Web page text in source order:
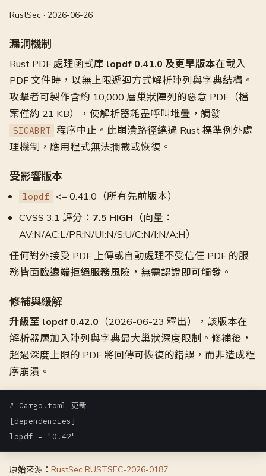
RustSec · 2026-06-26
漏洞機制
Rust PDF 處理函式庫 lopdf 0.41.0 及更早版本在載入
PDF 文件時，以無上限遞迴方式解析陣列與字典結構。
攻擊者可製作含約 10,000 層巢狀陣列的惡意 PDF（檔
案僅約 21 KB），使解析器耗盡呼叫堆疊，觸發
SIGABRT 程序中止。此崩潰路徑繞過 Rust 標準例外處
理機制，應用程式無法攔截或恢復。
受影響版本
lopdf
<= 0.41.0（所有先前版本）
CVSS 3.1 評分： 7.5 HIGH （向量：
AV:N/AC:L/PR:N/UI:N/S:U/C:N/I:N/A:H）
任何對外接受 PDF 上傳或自動處理不受信任 PDF 的服
務皆面臨遠端拒絕服務風險，無需認證即可觸發。
修補與緩解
升級至 lopdf 0.42.0 （2026-06-23 釋出），該版本在
解析器層加入陣列與字典最大巢狀深度限制。修補後，
超過深度上限的 PDF 將回傳可恢復的錯誤，而非造成程
序崩潰。
# Cargo.toml 更新
[dependencies]
lopdf = "0.42"
原始來源： RustSec RUSTSEC-2026-0187